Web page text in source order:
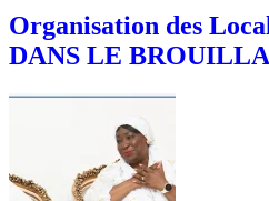
Organisation des
DANS LE